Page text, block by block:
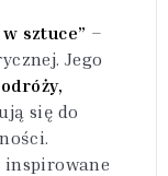
sztuce” –
Jego
się do
inspirowane